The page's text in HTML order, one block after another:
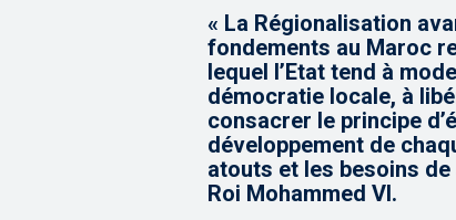
« La Régionalisation
fondements au Maroc
lequel l’Etat tend à
démocratie locale, à
consacrer le principe
développement de
atouts et les besoins
Roi Mohammed VI.